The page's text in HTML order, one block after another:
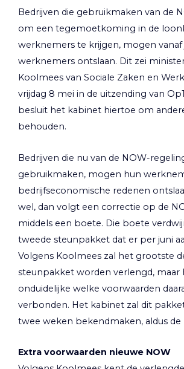
Bedrijven die gebruikmaken van de
om een tegemoetkoming in de
werknemers te krijgen, mogen vanaf
werknemers ontslaan. Dit zei
Koolmees van Sociale Zaken en
vrijdag 8 mei in de uitzending van
besluit het kabinet hiertoe om
behouden.
Bedrijven die nu van de NOW-
gebruikmaken, mogen hun
bedrijfseconomische redenen
wel, dan volgt een correctie op de
middels een boete. Die boete
tweede steunpakket dat er per juni
Volgens Koolmees zal het grootste
steunpakket worden verlengd, maar
onduidelijke welke voorwaarden
verbonden. Het kabinet zal dit
twee weken bekendmaken, aldus de
Extra voorwaarden nieuwe NOW